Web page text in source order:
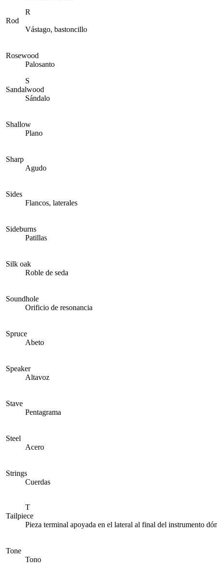
R
Rod
Vástago, bastoncillo
Rosewood
Palosanto
S
Sandalwood
Sándalo
Shallow
Plano
Sharp
Agudo
Sides
Flancos, laterales
Sideburns
Patillas
Silk oak
Roble de seda
Soundhole
Orificio de resonancia
Spruce
Abeto
Speaker
Altavoz
Stave
Pentagrama
Steel
Acero
Strings
Cuerdas
T
Tailpiece
Pieza terminal apoyada en el lateral al final del instrumento
Tone
Tono